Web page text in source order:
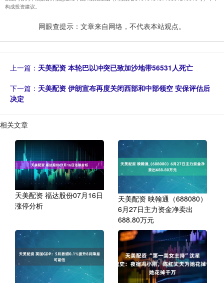
构成投资建议。
网眼查提示：文章来自网络，不代表本站观点。
上一篇： 天美配资 本轮巴以冲突已致加沙地带56531人死亡
下一篇： 天美配资 伊朗宣布再度关闭西部和中部领空 安保评估后
决定
相关文章
天美配资 福达股份07月16日
涨停分析
天美配资 映翰通（688080）
6月27日主力资金净卖出
688.80万元